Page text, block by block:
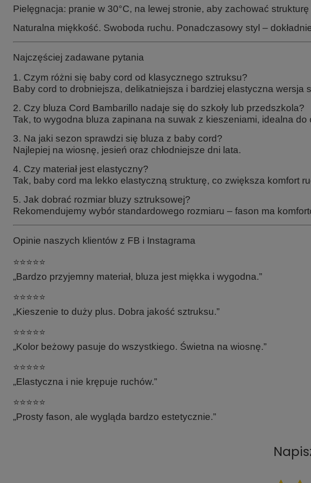
Pielęgnacja: pranie w 30°C, na lewej stronie, aby zachować
Naturalna miękkość. Swoboda ruchu. Ponadczasowy styl –
Najczęściej zadawane pytania
1. Czym różni się baby cord od klasycznego sztruksu?
Baby cord to drobniejsza, delikatniejsza i bardziej elastyczna
2. Czy bluza Cord Bambarillo nadaje się do szkoły lub przedszkola?
Tak, to wygodna bluza zapinana na suwak z kieszeniami, idealna
3. Na jaki sezon sprawdzi się bluza z baby cord?
Najlepiej na wiosnę, jesień oraz chłodniejsze dni lata.
4. Czy materiał jest elastyczny?
Tak, baby cord ma lekko elastyczną strukturę, co zwiększa komfort
5. Jak dobrać rozmiar bluzy sztruksowej?
Rekomendujemy wybór standardowego rozmiaru – fason ma
Opinie naszych klientów z FB i Instagrama
⭐️⭐️⭐️⭐️⭐️
„Bardzo przyjemny materiał, bluza jest miękka i wygodna.”
⭐️⭐️⭐️⭐️⭐️
„Kieszenie to duży plus. Dobra jakość sztruksu.”
⭐️⭐️⭐️⭐️⭐️
„Kolor beżowy pasuje do wszystkiego. Świetna na wiosnę.”
⭐️⭐️⭐️⭐️⭐️
„Elastyczna i nie krępuje ruchów.”
⭐️⭐️⭐️⭐️⭐️
„Prosty fason, ale wygląda bardzo estetycznie.”